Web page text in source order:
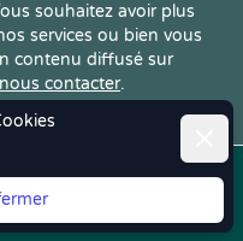
souhaitez avoir plus
services ou bien vous
contenu diffusé sur
nous contacter.
| CGV | RGPD